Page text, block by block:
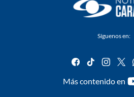
Síguenos en:
facebook
tiktok
Más contenido en